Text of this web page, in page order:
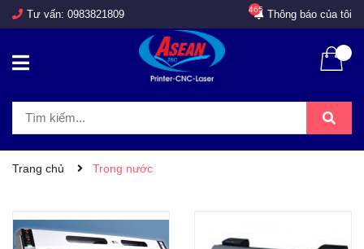
Tư vấn: 0983821809 Thông báo của tôi
465
Trang chủ Trong nước